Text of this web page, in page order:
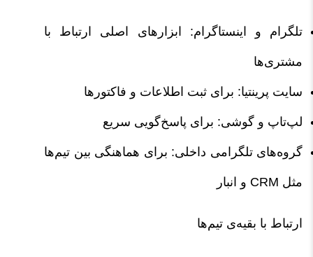
تلگرام و اینستاگرام: ابزارهای اصلی ارتباط با
مشتری‌ها
سایت پرینتیا: برای ثبت اطلاعات و فاکتورها
لپ‌تاپ و گوشی: برای پاسخ‌گویی سریع
گروه‌های تلگرامی داخلی: برای هماهنگی بین تیم‌ها
مثل CRM و انبار
ارتباط با بقیه‌ی تیم‌ها